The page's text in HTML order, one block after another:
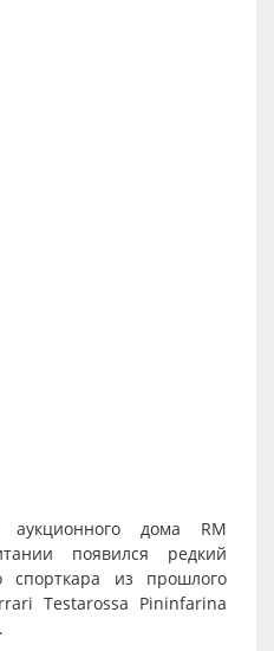
дома RM
появился редкий
спорткара из прошлого
Testarossa Pininfarina